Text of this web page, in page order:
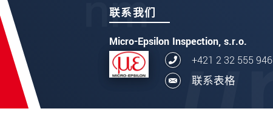
联系我们
Micro-Epsilon Inspection, s.r.o.
+421 2 32 555 946
联系表格